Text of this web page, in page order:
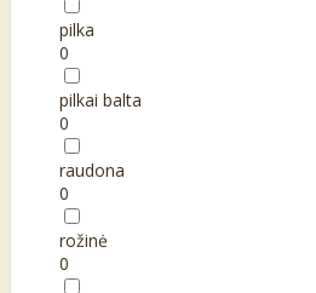
pilka
0
pilkai balta
0
raudona
0
rožinė
0